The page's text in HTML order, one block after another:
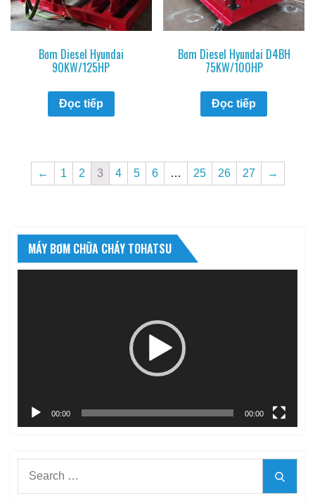
Bơm Diesel Hyundai
90KW/125HP
Đọc tiếp
Bơm Diesel Hyundai D4BH
75KW/100HP
Đọc tiếp
← 1 2 3 4 5 6 … 25 26 27 →
MÁY BƠM CHỮA CHÁY TOHATSU
00:00 00:00